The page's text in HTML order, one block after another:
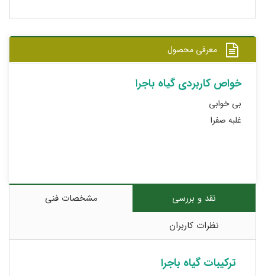
معرفی محصول
خواص کاربردی گیاه باجرا
بی خوابی
غلبه صفرا
نقد و بررسی
مشخصات فنی
نظرات کاربران
ترکیبات گیاه باجرا